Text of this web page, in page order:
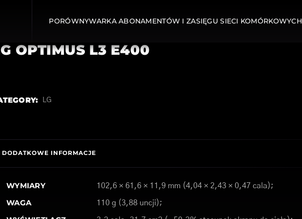
PORÓWNYWARKA ABONAMENTÓW I ZASIĘGU SIECI KOMÓRKOWYCH
OPTIMUS L3 E400
LG
DODATKOWE INFORMACJE
WYMIARY 102,6 × 61,6 × 11,9 mm (4,04 × 2,43 × 0,47 cala);
WAGA 110 g (3,88 uncji);